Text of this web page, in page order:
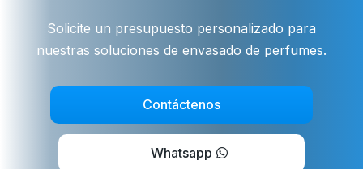
Solicite un presupuesto personalizado para
nuestras soluciones de envasado de perfumes.
Contáctenos
Whatsapp